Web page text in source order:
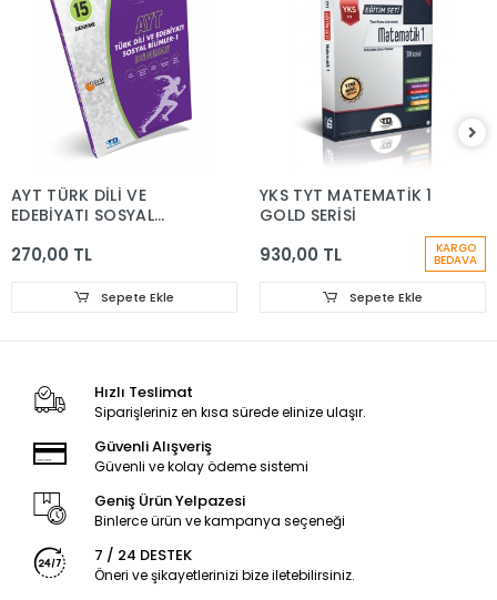
AYT TÜRK DİLİ VE
EDEBİYATI SOSYAL
KONDİSYON SERİSİ 15'Lİ
270,00 TL
Sepete Ekle
YKS TYT MATEMATİK 1
GOLD SERİSİ
930,00 TL KARGO
BEDAVA
Sepete Ekle
Hızlı Teslimat
Siparişleriniz en kısa sürede elinize ulaşır.
Güvenli Alışveriş
Güvenli ve kolay ödeme sistemi
Geniş Ürün Yelpazesi
Binlerce ürün ve kampanya seçeneği
7 / 24 DESTEK
Öneri ve şikayetlerinizi bize iletebilirsiniz.